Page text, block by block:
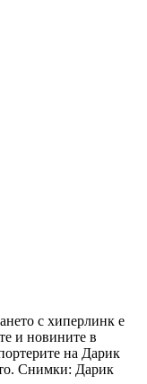
с хиперлинк е
и новините в
на Дарик
Снимки: Дарик